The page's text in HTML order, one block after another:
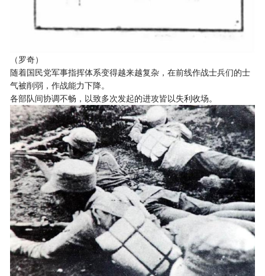
（罗奇）
随着国民党军事指挥体系变得越来越复杂，在前线作战士兵们的士
气被削弱，作战能力下降。
各部队间协调不畅，以致多次发起的进攻皆以失利收场。